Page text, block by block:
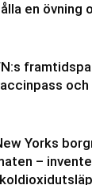
en övning
Yorks
–